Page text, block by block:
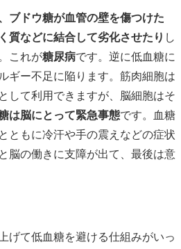
ブドウ糖が血管の壁を傷つけた
質などに結合して劣化させたり し
これが糖尿病です。逆に低血糖に
ギー不足に陥ります。筋肉細胞は
して利用できますが、脳細胞はそ
は脳にとって緊急事態です。血糖
ともに冷汗や手の震えなどの症状
脳の働きに支障が出て、最後は意
げて低血糖を避ける仕組みがいっ